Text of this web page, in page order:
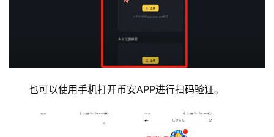
也可以使用手机打开币安APP进行扫码验证。